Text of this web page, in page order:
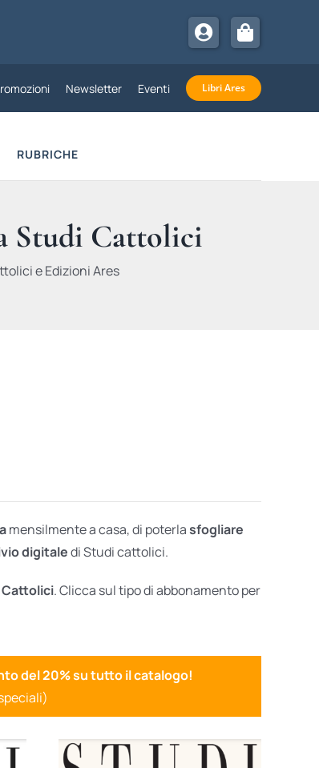
Newsletter Eventi Libri Ares
RUBRICHE
Studi Cattolici
e Edizioni Ares
mensilmente a casa, di poterlasfogliare
digitaledi Studi cattolici.
. Clicca sul tipo di abbonamento per
del 20% su tutto il catalogo!